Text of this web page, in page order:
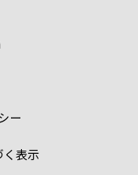
ー
く表示